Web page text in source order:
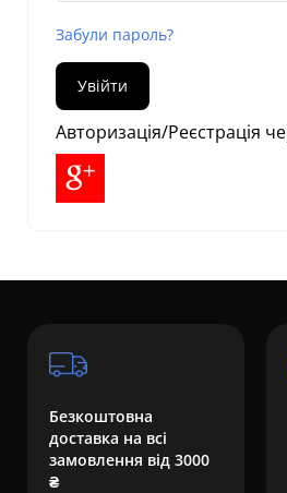
Забули пароль?
Авторизація/Реєстрація
Безкоштовна
доставка на всі
замовлення від 3000
₴